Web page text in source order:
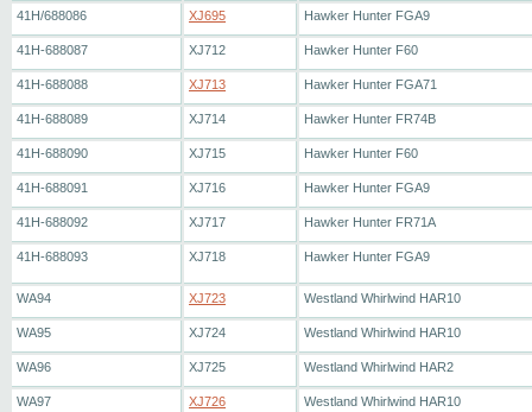
41H/688086 XJ695 Hawker Hunter FGA9
41H-688087 XJ712 Hawker Hunter F60
41H-688088 XJ713 Hawker Hunter FGA71
41H-688089 XJ714 Hawker Hunter FR74B
41H-688090 XJ715 Hawker Hunter F60
41H-688091 XJ716 Hawker Hunter FGA9
41H-688092 XJ717 Hawker Hunter FR71A
41H-688093 XJ718 Hawker Hunter FGA9
WA94 XJ723 Westland Whirlwind HAR10
WA95 XJ724 Westland Whirlwind HAR10
WA96 XJ725 Westland Whirlwind HAR2
WA97 XJ726 Westland Whirlwind HAR10